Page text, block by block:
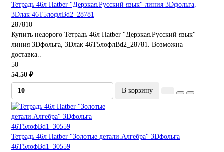
Тетрадь 46л Hatber "Дерзкая.Русский язык" линия 3Dфольга,
3Dлак 46Т5лофлBd2_28781
287810
Купить недорого Тетрадь 46л Hatber "Дерзкая.Русский язык"
линия 3Dфольга, 3Dлак 46Т5лофлBd2_28781. Возможна
доставка..
50
54.50 ₽
В корзину
Тетрадь 46л Hatber "Золотые детали.Алгебра" 3Dфольга
46Т5лофBd1_30559